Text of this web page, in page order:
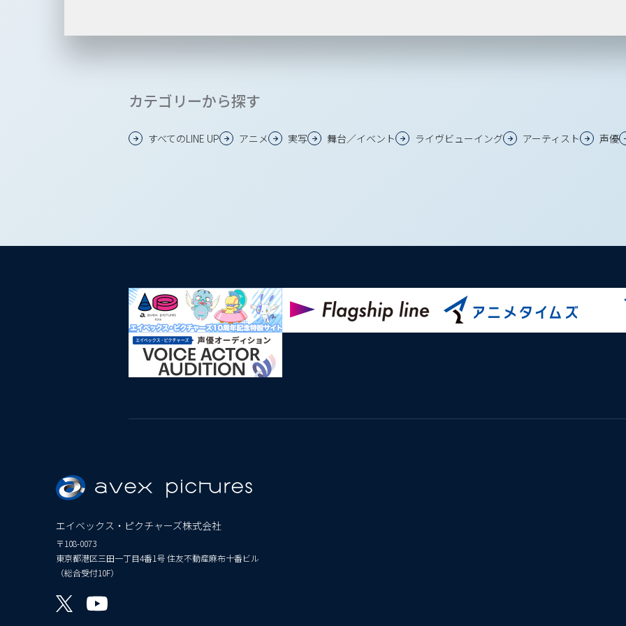
カテゴリーから探す
すべてのLINE UP アニメ 実写 舞台／イベント ライヴビューイング アーティスト 声優
エイベックス・ピクチャーズ株式会社
〒108-0073
東京都港区三田一丁目4番1号 住友不動産麻布十番ビル
（総合受付10F）